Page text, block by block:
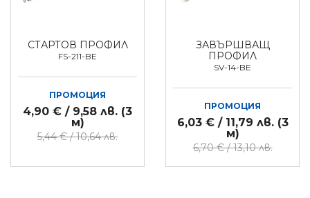
СТАРТОВ ПРОФИЛ
FS-211-BE
ПРОМОЦИЯ
4,90 € / 9,58 лв. (3
м)
5,44 € / 10,64 лв.
ЗАВЪРШВАЩ
ПРОФИЛ
SV-14-BE
ПРОМОЦИЯ
6,03 € / 11,79 лв. (3
м)
6,70 € / 13,10 лв.